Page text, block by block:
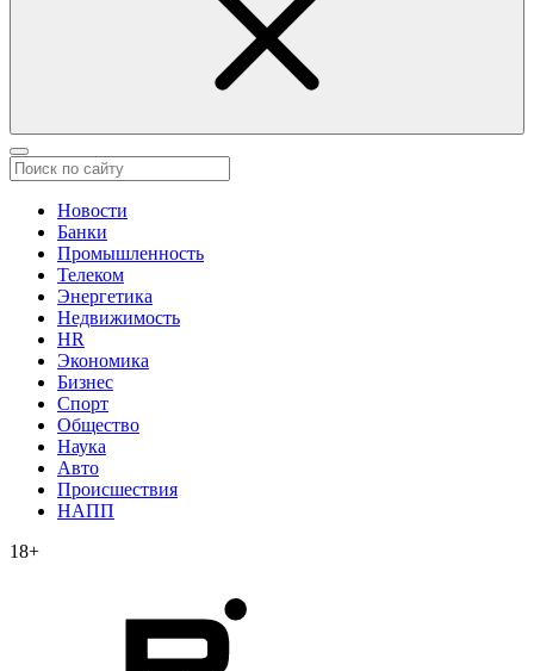
Новости
Банки
Промышленность
Телеком
Энергетика
Недвижимость
HR
Экономика
Бизнес
Спорт
Общество
Наука
Авто
Происшествия
НАПП
18+